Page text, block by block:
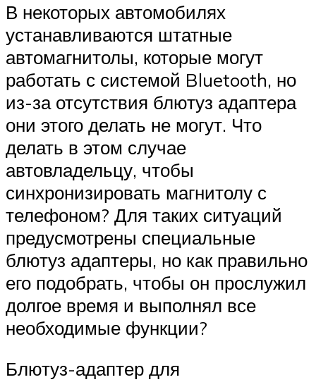
В некоторых автомобилях
устанавливаются штатные
автомагнитолы, которые могут
работать с системой Bluetooth, но
из-за отсутствия блютуз адаптера
они этого делать не могут. Что
делать в этом случае
автовладельцу, чтобы
синхронизировать магнитолу с
телефоном? Для таких ситуаций
предусмотрены специальные
блютуз адаптеры, но как правильно
его подобрать, чтобы он прослужил
долгое время и выполнял все
необходимые функции?
Блютуз-адаптер для